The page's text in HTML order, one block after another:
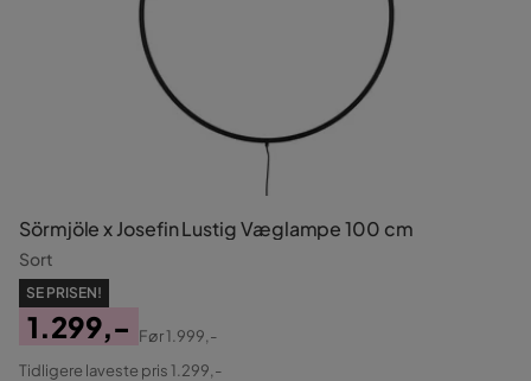
Sörmjöle x Josefin Lustig Væglampe 100 cm
Sort
SE PRISEN!
Pris
1.299,-
Original
Før1.999,-
Tidligere laveste pris 1.299,-